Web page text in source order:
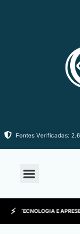
Fontes Verificadas:
DE TECNOLOGIA E